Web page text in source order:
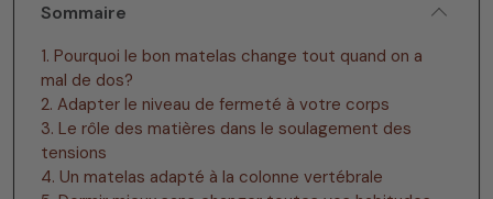
Sommaire
1. Pourquoi le bon matelas change tout quand on a
mal de dos?
2. Adapter le niveau de fermeté à votre corps
3. Le rôle des matières dans le soulagement des
tensions
4. Un matelas adapté à la colonne vertébrale